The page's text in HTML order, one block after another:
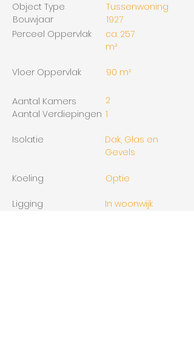
Object Type
Bouwjaar
Perceel Oppervlak
Vloer Oppervlak
Tussenwoning
1927
ca. 257
m²
90 m²
Aantal Kamers
2
Aantal Verdiepingen 1
Isolatie
Dak, Glas en
Gevels
Koeling
Ligging
Optie
In woonwijk